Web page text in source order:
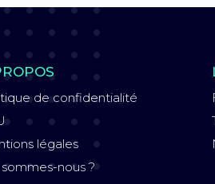
de confidentialité
légales
nous ?